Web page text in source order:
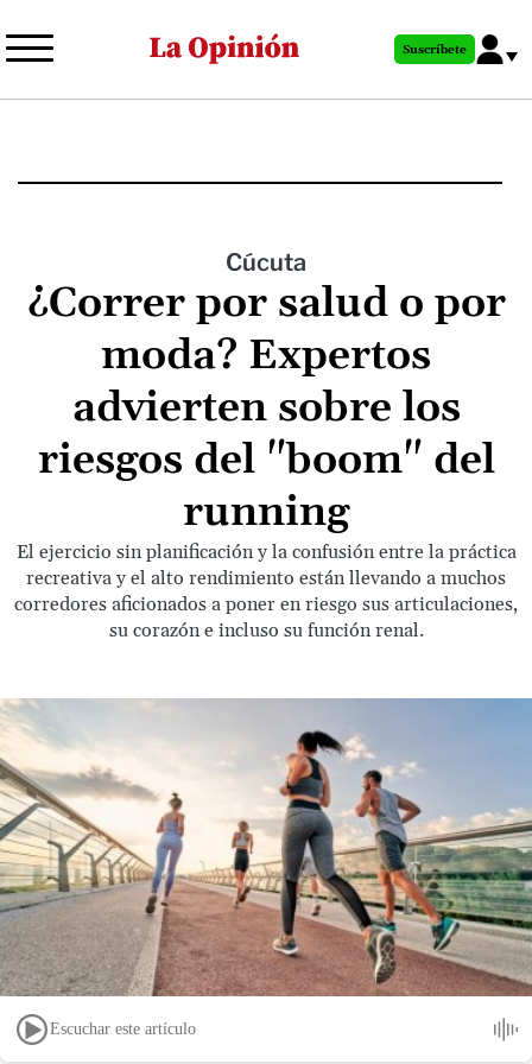
al
principal
Suscríbete
Cúcuta
¿Correr por salud o por
moda? Expertos
advierten sobre los
riesgos del "boom" del
running
El ejercicio sin planificación y la confusión entre la práctica
recreativa y el alto rendimiento están llevando a muchos
corredores aficionados a poner en riesgo sus articulaciones,
su corazón e incluso su función renal.
Escuchar este artículo